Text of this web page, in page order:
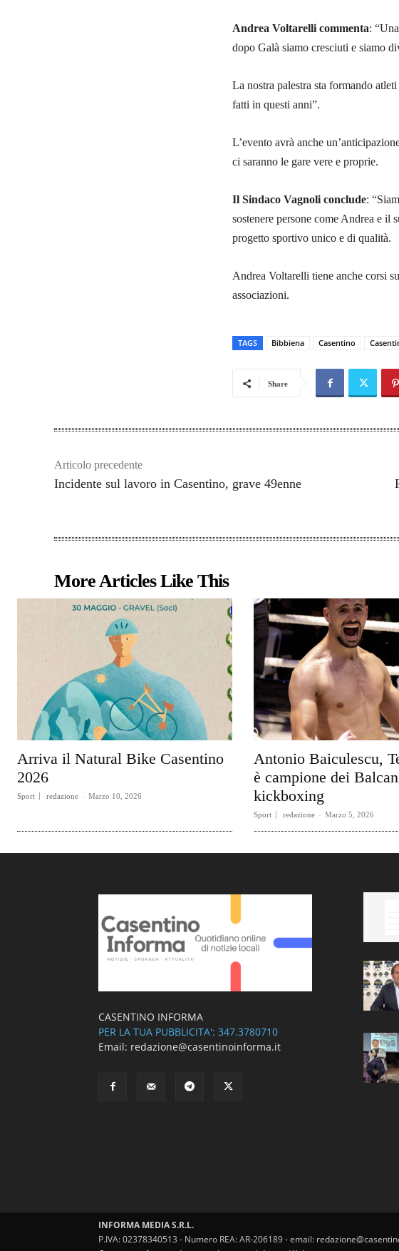
Andrea Voltarelli commenta:
dopo Galà siamo cresciuti e siamo
La nostra palestra sta formando
fatti in questi anni”.
L’evento avrà anche
ci saranno le gare vere e proprie.
Il Sindaco Vagnoli conclude:
sostenere persone come Andrea e il
progetto sportivo unico e di qualità.
Andrea Voltarelli tiene anche corsi
associazioni.
TAGS Bibbiena Casentino
Share
Articolo precedente
Incidente sul lavoro in Casentino, grave 49enne
More Articles Like This
Arriva il Natural Bike Casentino
2026
Sport redazione - Marzo 10, 2026
Antonio Baiculescu,
è campione dei
kickboxing
Sport redazione - Marzo 5, 2026
CASENTINO INFORMA
PER LA TUA PUBBLICITA': 347.3780710
Email: redazione@casentinoinforma.it
INFORMA MEDIA S.R.L.
P.IVA: 02378340513 - Numero REA: AR-206189 - email: